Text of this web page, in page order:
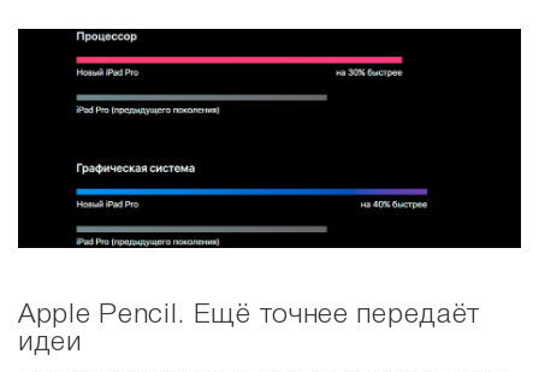
Apple Pencil. Ещё точнее передаёт
идеи